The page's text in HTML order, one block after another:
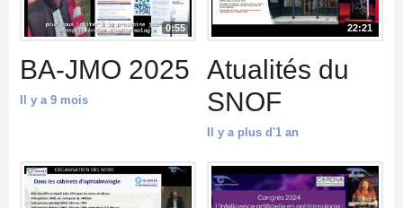
0:55
BA-JMO 2025
Il y a 9 mois
22:21
Atualités du
SNOF
Il y a plus d'1 an